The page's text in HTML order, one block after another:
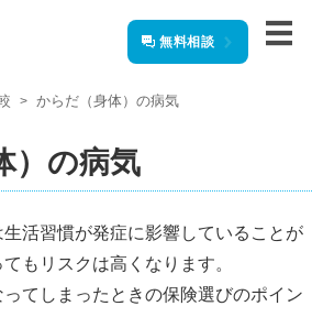
無料相談
からだ（身体）の病気
）の病気
活習慣が発症に影響していることが
もリスクは高くなります。
てしまったときの保険選びのポイン